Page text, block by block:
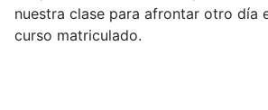
nuestra clase para afrontar otro día
curso matriculado.